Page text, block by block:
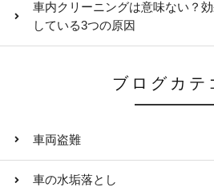
車内クリーニングは意味ない？
している3つの原因
ブログカテ
車両盗難
車の水垢落とし